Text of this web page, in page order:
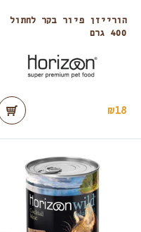
הורייזן פיור בקר לחתול
400 גרם
₪18